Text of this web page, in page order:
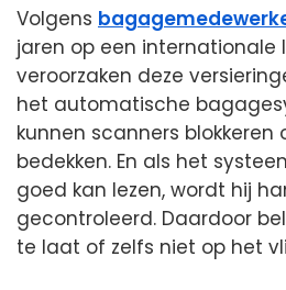
Volgens
jaren op een internationale
veroorzaken deze
het automatische
kunnen scanners blokkeren
bedekken. En als het
goed kan lezen, wordt hij
gecontroleerd. Daardoor
te laat of zelfs niet op het